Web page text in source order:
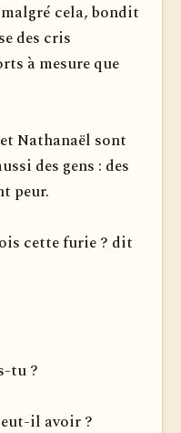
cela, bondit
des cris
à mesure que
Nathanaël sont
des gens : des
peur.
cette furie ? dit
tu ?
il avoir ?